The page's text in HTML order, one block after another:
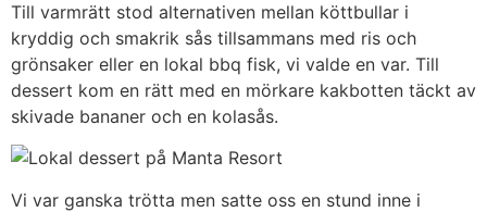
Till varmrätt stod alternativen mellan köttbullar i
kryddig och smakrik sås tillsammans med ris och
grönsaker eller en lokal bbq fisk, vi valde en var. Till
dessert kom en rätt med en mörkare kakbotten täckt av
skivade bananer och en kolasås.
Vi var ganska trötta men satte oss en stund inne i